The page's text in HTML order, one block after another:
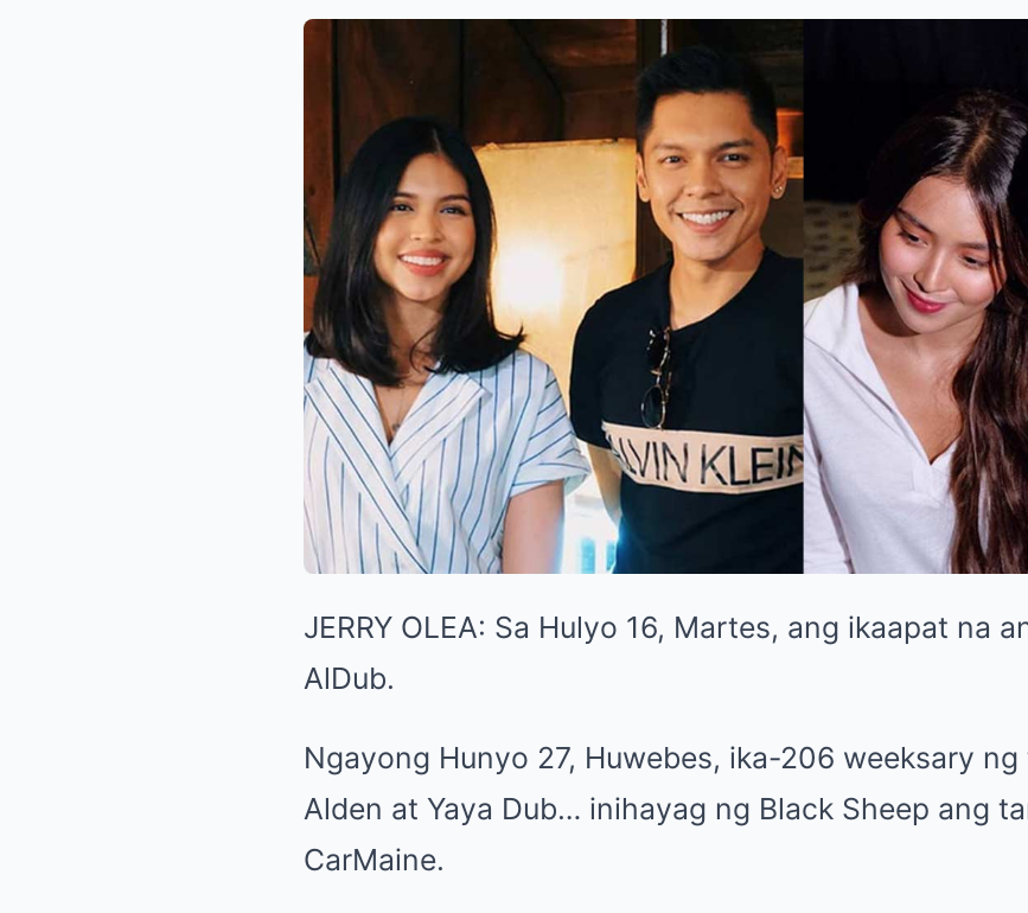
JERRY OLEA: Sa Hulyo 16, Martes, ang ikaapat na
AlDub.
Ngayong Hunyo 27, Huwebes, ika-206 weeksary
Alden at Yaya Dub… inihayag ng Black Sheep ang
CarMaine.